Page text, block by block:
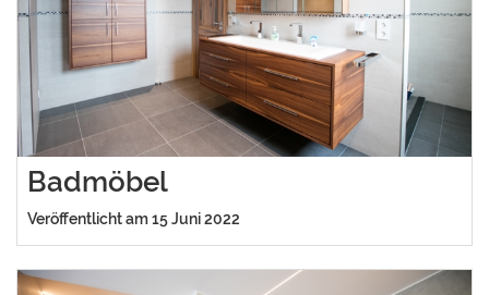
Badmöbel
Veröffentlicht am 15 Juni 2022